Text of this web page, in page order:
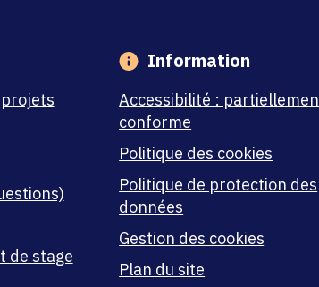
de stage
Information
Accessibilité :
conforme
Politique des cookies
Politique de protection des
données
Gestion des cookies
Plan du site